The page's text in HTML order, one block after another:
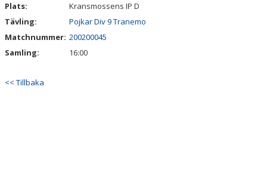
KONTAKT
Plats:
Kransmossens IP D
Tävling:
Pojkar Div 9 Tranemo
Matchnummer: 200200045
Samling:
16:00
<< Tillbaka